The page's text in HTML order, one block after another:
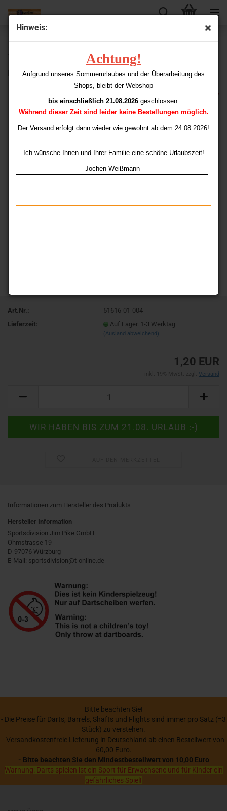
Hinweis:
Achtung!
Aufgrund unseres Sommerurlaubes und der Überarbeitung des
Shops, bleibt der Webshop
bis einschließlich 21.08.2026geschlossen.
Während dieser Zeit sind leider keine Bestellungen möglich.
Der Versand erfolgt dann wieder wie gewohnt ab dem 24.08.2026!
Ich wünsche Ihnen und Ihrer Familie eine schöne Urlaubszeit!
Jochen Weißmann
« Erster « zurück weiter »
Letzter »
Artikel in dieser Kategorie
Elka Pro Flights Mad House (100)
Art.Nr.:
51616-01-004
Lieferzeit:
Auf Lager. 1-3 Werktag
(Ausland abweichend)
1,20 EUR
Versand
Informationen zum Hersteller des Produkts
Hersteller Information
Sportsdivision Jim Pike GmbH
Ohmstrasse 19
D-97076 Würzburg
E-Mail: sportsdivision@t-online.de
Bitte beachten Sie!
- Die Preise für Darts, Barrels, Shafts und Flights sind immer pro Satz (=3
Stück) zu verstehen.
- Versandkostenfreie Lieferung in Deutschland ab einen Bestellwert von
60,00 Euro.
- Bitte beachten Sie den Mindestbestellwert von 10,00 Euro
Warnung: Darts spielen ist ein Sport für Erwachsene und für Kinder ein
gefährliches Spiel!